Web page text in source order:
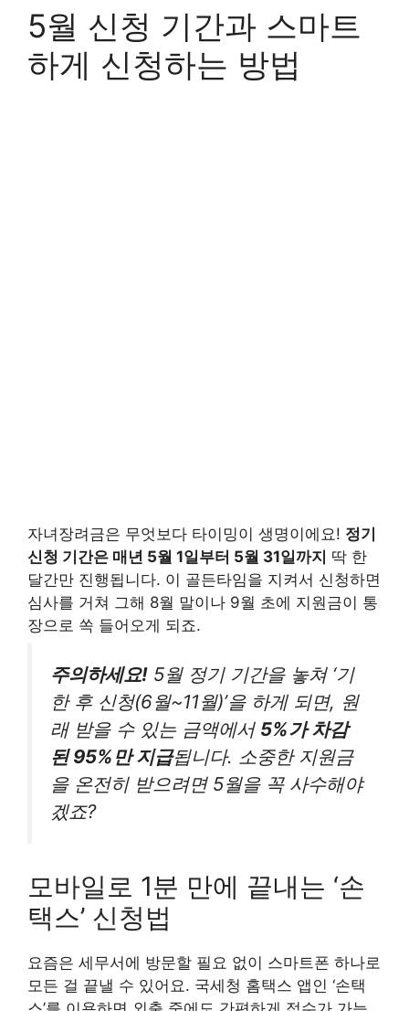
5월 신청 기간과 스마트
하게 신청하는 방법
자녀장려금은 무엇보다 타이밍이 생명이에요! 정기
신청 기간은 매년 5월 1일부터 5월 31일까지 딱 한
달간만 진행됩니다. 이 골든타임을 지켜서 신청하면
심사를 거쳐 그해 8월 말이나 9월 초에 지원금이 통
장으로 쏙 들어오게 되죠.
주의하세요! 5월 정기 기간을 놓쳐 ‘기
한 후 신청(6월~11월)’을 하게 되면, 원
래 받을 수 있는 금액에서 5%가 차감
된 95%만 지급됩니다. 소중한 지원금
을 온전히 받으려면 5월을 꼭 사수해야
겠죠?
모바일로 1분 만에 끝내는 ‘손
택스’ 신청법
요즘은 세무서에 방문할 필요 없이 스마트폰 하나로
모든 걸 끝낼 수 있어요. 국세청 홈택스 앱인 ‘손택